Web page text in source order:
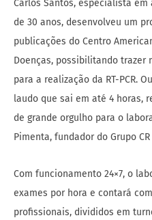
Carlos Santos, especialista
de 30 anos, desenvolveu um
publicações do Centro
Doenças, possibilitando trazer
para a realização da RT-PCR.
laudo que sai em até 4 horas,
de grande orgulho para o
Pimenta, fundador do Grupo
Com funcionamento 24×7, o
exames por hora e contará
profissionais, divididos em